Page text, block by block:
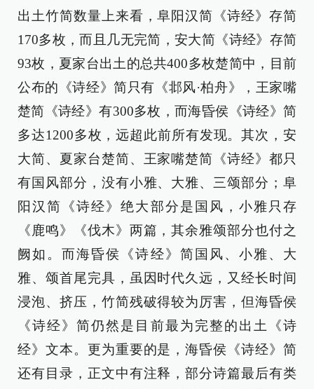
出土竹简数量上来看，阜阳汉简《诗经》存简
170多枚，而且几无完简，安大简《诗经》存简
93枚，夏家台出土的总共400多枚楚简中，目前
公布的《诗经》简只有《邶风·柏舟》，王家嘴
楚简《诗经》有300多枚，而海昏侯《诗经》简
多达1200多枚，远超此前所有发现。其次，安
大简、夏家台楚简、王家嘴楚简《诗经》都只
有国风部分，没有小雅、大雅、三颂部分；阜
阳汉简《诗经》绝大部分是国风，小雅只存
《鹿鸣》《伐木》两篇，其余雅颂部分也付之
阙如。而海昏侯《诗经》简国风、小雅、大
雅、颂首尾完具，虽因时代久远，又经长时间
浸泡、挤压，竹简残破得较为厉害，但海昏侯
《诗经》简仍然是目前最为完整的出土《诗
经》文本。更为重要的是，海昏侯《诗经》简
还有目录，正文中有注释，部分诗篇最后有类